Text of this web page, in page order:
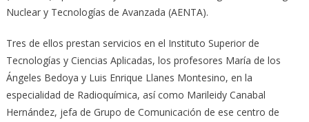
Nuclear y Tecnologías de Avanzada (AENTA).
Tres de ellos prestan servicios en el Instituto Superior de
Tecnologías y Ciencias Aplicadas, los profesores María de los
Ángeles Bedoya y Luis Enrique Llanes Montesino, en la
especialidad de Radioquímica, así como Marileidy Canabal
Hernández, jefa de Grupo de Comunicación de ese centro de